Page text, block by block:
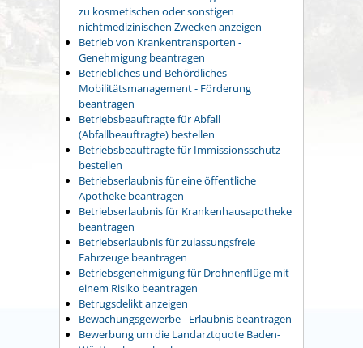
zu kosmetischen oder sonstigen
nichtmedizinischen Zwecken anzeigen
Betrieb von Krankentransporten -
Genehmigung beantragen
Betriebliches und Behördliches
Mobilitätsmanagement - Förderung
beantragen
Betriebsbeauftragte für Abfall
(Abfallbeauftragte) bestellen
Betriebsbeauftragte für Immissionsschutz
bestellen
Betriebserlaubnis für eine öffentliche
Apotheke beantragen
Betriebserlaubnis für Krankenhausapotheke
beantragen
Betriebserlaubnis für zulassungsfreie
Fahrzeuge beantragen
Betriebsgenehmigung für Drohnenflüge mit
einem Risiko beantragen
Betrugsdelikt anzeigen
Bewachungsgewerbe - Erlaubnis beantragen
Bewerbung um die Landarztquote Baden-